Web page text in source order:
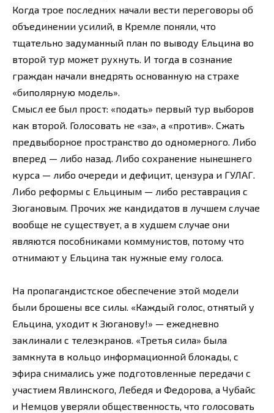
Когда трое последних начали вести переговоры об
объединении усилий, в Кремле поняли, что
тщательно задуманный план по выводу Ельцина во
второй тур может рухнуть. И тогда в сознание
граждан начали внедрять основанную на страхе
«биполярную модель».
Смысл ее был прост: «подать» первый тур выборов
как второй. Голосовать не «за», а «против». Сжать
предвыборное пространство до одномерного. Либо
вперед — либо назад. Либо сохранение нынешнего
курса — либо очереди и дефицит, цензура и ГУЛАГ.
Либо реформы с Ельциным — либо реставрация с
Зюгановым. Прочих же кандидатов в лучшем случае
вообще не существует, а в худшем случае они
являются пособниками коммунистов, потому что
отнимают у Ельцина так нужные ему голоса.
На пропагандистское обеспечение этой модели
были брошены все силы. «Каждый голос, отнятый у
Ельцина, уходит к Зюганову!» — ежедневно
заклинали с телеэкранов. «Третья сила» была
замкнута в кольцо информационной блокады, с
эфира снимались уже подготовленные передачи с
участием Явлинского, Лебедя и Федорова, а Чубайс
и Немцов уверяли общественность, что голосовать